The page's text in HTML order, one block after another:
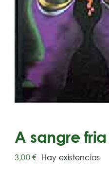
A sangre fria
3,00€ Hay existencias